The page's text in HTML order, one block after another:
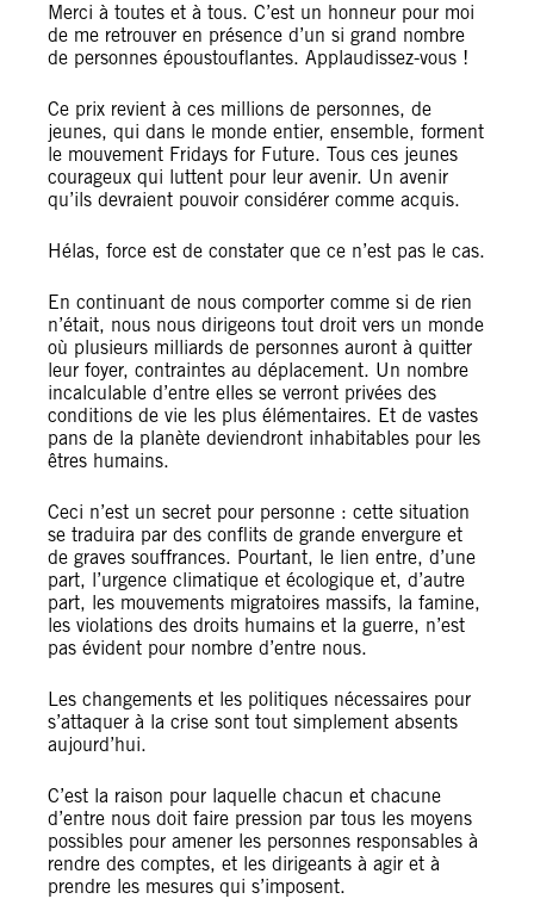
Merci à toutes et à tous. C’est un honneur pour moi
de me retrouver en présence d’un si grand nombre
de personnes époustouflantes. Applaudissez-vous !
Ce prix revient à ces millions de personnes, de
jeunes, qui dans le monde entier, ensemble, forment
le mouvement Fridays for Future. Tous ces jeunes
courageux qui luttent pour leur avenir. Un avenir
qu’ils devraient pouvoir considérer comme acquis.
Hélas, force est de constater que ce n’est pas le cas.
En continuant de nous comporter comme si de rien
n’était, nous nous dirigeons tout droit vers un monde
où plusieurs milliards de personnes auront à quitter
leur foyer, contraintes au déplacement. Un nombre
incalculable d’entre elles se verront privées des
conditions de vie les plus élémentaires. Et de vastes
pans de la planète deviendront inhabitables pour les
êtres humains.
Ceci n’est un secret pour personne : cette situation
se traduira par des conflits de grande envergure et
de graves souffrances. Pourtant, le lien entre, d’une
part, l’urgence climatique et écologique et, d’autre
part, les mouvements migratoires massifs, la famine,
les violations des droits humains et la guerre, n’est
pas évident pour nombre d’entre nous.
Les changements et les politiques nécessaires pour
s’attaquer à la crise sont tout simplement absents
aujourd’hui.
C’est la raison pour laquelle chacun et chacune
d’entre nous doit faire pression par tous les moyens
possibles pour amener les personnes responsables à
rendre des comptes, et les dirigeants à agir et à
prendre les mesures qui s’imposent.